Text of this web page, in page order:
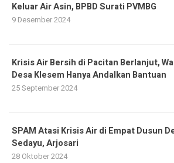
Keluar Air Asin, BPBD Surati PVMBG
9 Desember 2024
Krisis Air Bersih di Pacitan Berlanjut,
Desa Klesem Hanya Andalkan Bantuan
25 September 2024
SPAM Atasi Krisis Air di Empat Dusun
Sedayu, Arjosari
28 Oktober 2024